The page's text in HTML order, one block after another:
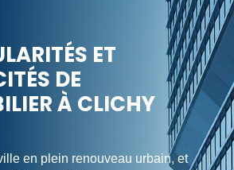
ET
DE
À CLICHY
en plein renouveau urbain, et